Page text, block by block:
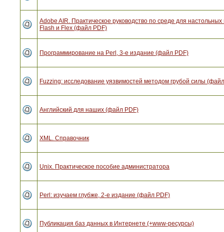
Adobe AIR. Практическое руководство по среде для
Flash и Flex (файл PDF)
Программирование на Perl, 3-е издание (файл PDF)
Fuzzing: исследование уязвимостей методом грубой силы
Английский для наших (файл PDF)
XML. Справочник
Unix. Практическое пособие администратора
Perl: изучаем глубже, 2-е издание (файл PDF)
Публикация баз данных в Интернете (+www-ресурсы)